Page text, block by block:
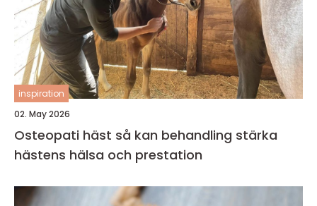
inspiration
02. May 2026
Osteopati häst så kan behandling stärka
hästens hälsa och prestation